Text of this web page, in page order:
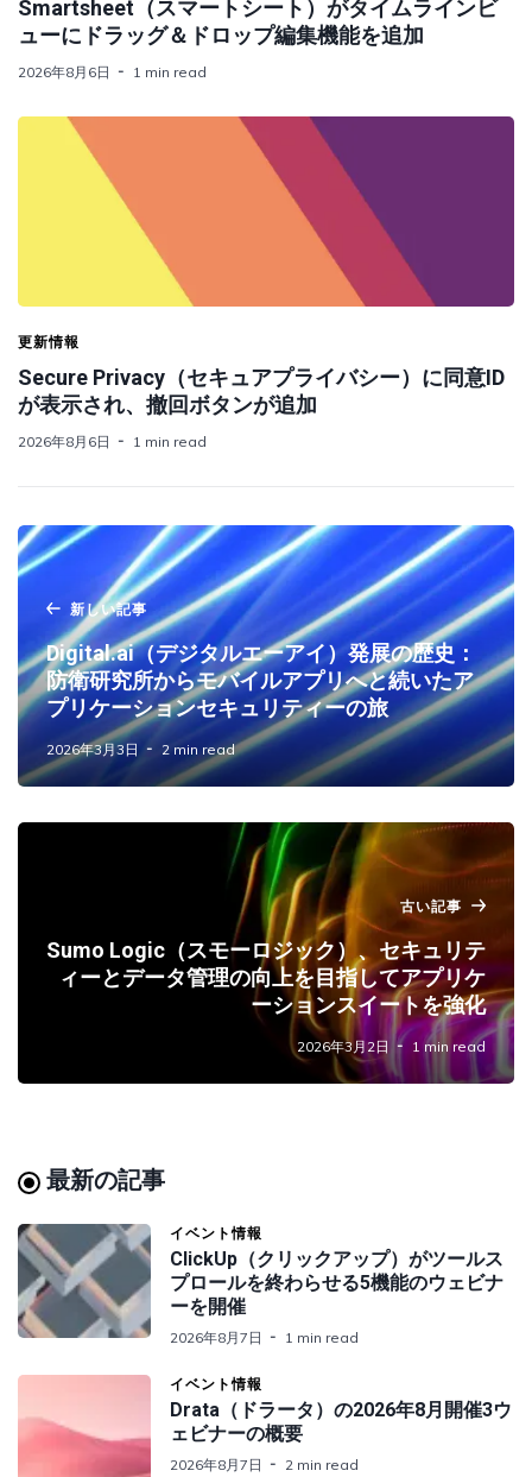
Smartsheet（スマートシート）がタイムラインビ
ューにドラッグ＆ドロップ編集機能を追加
2026年8月6日 1 min read
更新情報
Secure Privacy（セキュアプライバシー）に同意ID
が表示され、撤回ボタンが追加
2026年8月6日 1 min read
新しい記事
Digital.ai（デジタルエーアイ）発展の歴史：
防衛研究所からモバイルアプリへと続いたア
プリケーションセキュリティーの旅
2026年3月3日 2 min read
古い記事
Sumo Logic（スモーロジック）、セキュリテ
ィーとデータ管理の向上を目指してアプリケ
ーションスイートを強化
2026年3月2日 1 min read
最新の記事
イベント情報
ClickUp（クリックアップ）がツールス
プロールを終わらせる5機能のウェビナ
ーを開催
2026年8月7日 1 min read
イベント情報
Drata（ドラータ）の2026年8月開催3ウ
ェビナーの概要
2026年8月7日 2 min read